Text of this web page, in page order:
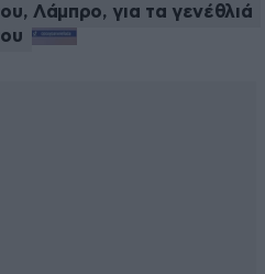
Λάμπρο, για τα γενέθλιά